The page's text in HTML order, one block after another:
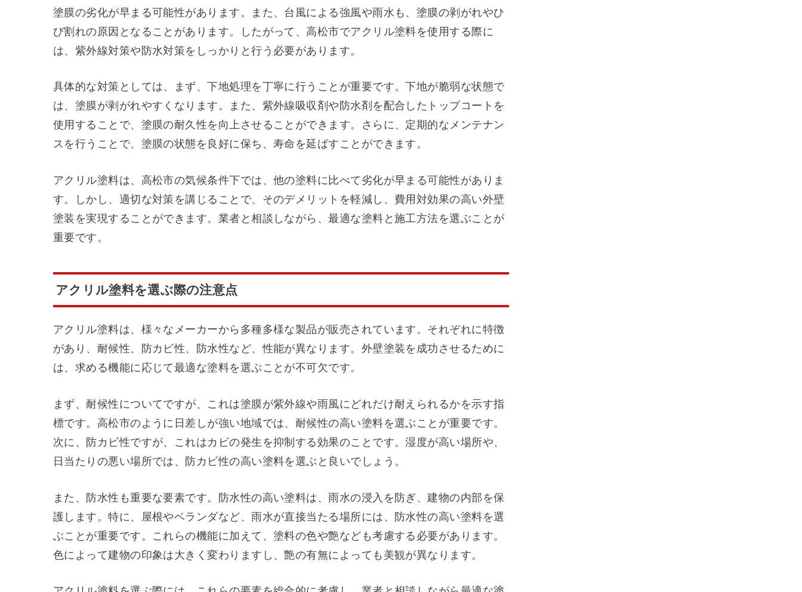
塗膜の劣化が早まる可能性があります。また、台風による強風や雨水も、塗膜の剥がれやひ
び割れの原因となることがあります。したがって、高松市でアクリル塗料を使用する際に
は、紫外線対策や防水対策をしっかりと行う必要があります。
具体的な対策としては、まず、下地処理を丁寧に行うことが重要です。下地が脆弱な状態で
は、塗膜が剥がれやすくなります。また、紫外線吸収剤や防水剤を配合したトップコートを
使用することで、塗膜の耐久性を向上させることができます。さらに、定期的なメンテナン
スを行うことで、塗膜の状態を良好に保ち、寿命を延ばすことができます。
アクリル塗料は、高松市の気候条件下では、他の塗料に比べて劣化が早まる可能性がありま
す。しかし、適切な対策を講じることで、そのデメリットを軽減し、費用対効果の高い外壁
塗装を実現することができます。業者と相談しながら、最適な塗料と施工方法を選ぶことが
重要です。
アクリル塗料を選ぶ際の注意点
アクリル塗料は、様々なメーカーから多種多様な製品が販売されています。それぞれに特徴
があり、耐候性、防カビ性、防水性など、性能が異なります。外壁塗装を成功させるために
は、求める機能に応じて最適な塗料を選ぶことが不可欠です。
まず、耐候性についてですが、これは塗膜が紫外線や雨風にどれだけ耐えられるかを示す指
標です。高松市のように日差しが強い地域では、耐候性の高い塗料を選ぶことが重要です。
次に、防カビ性ですが、これはカビの発生を抑制する効果のことです。湿度が高い場所や、
日当たりの悪い場所では、防カビ性の高い塗料を選ぶと良いでしょう。
また、防水性も重要な要素です。防水性の高い塗料は、雨水の浸入を防ぎ、建物の内部を保
護します。特に、屋根やベランダなど、雨水が直接当たる場所には、防水性の高い塗料を選
ぶことが重要です。これらの機能に加えて、塗料の色や艶なども考慮する必要があります。
色によって建物の印象は大きく変わりますし、艶の有無によっても美観が異なります。